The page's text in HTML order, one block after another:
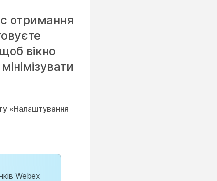
отримання
вікно
«Налаштування
Webex